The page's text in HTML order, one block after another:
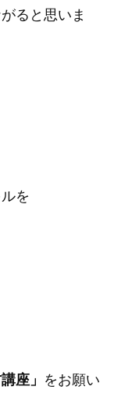
ると思いま
を
座」 をお願い